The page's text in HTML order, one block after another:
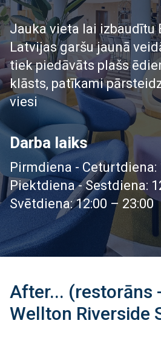
Jauka vieta lai izbaudītu
Latvijas garšu jaunā
tiek piedāvāts plašs
klāsts, patīkami
viesi
Darba laiks
Pirmdiena - Ceturtdiena:
Piektdiena - Sestdiena:
Svētdiena: 12:00 – 23:00
After... (restorāns
Wellton Riverside